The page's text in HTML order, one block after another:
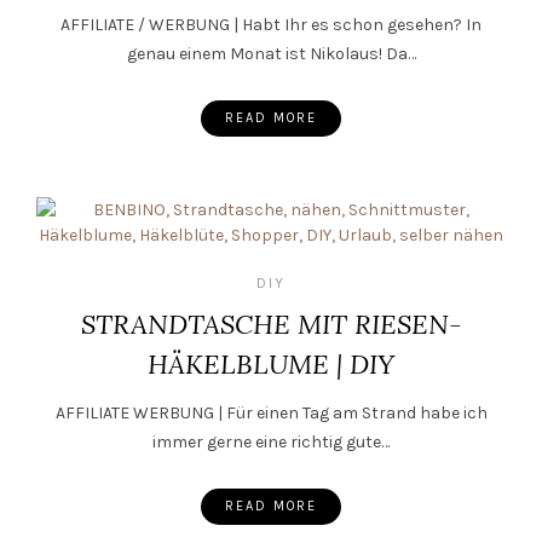
AFFILIATE / WERBUNG | Habt Ihr es schon gesehen? In
genau einem Monat ist Nikolaus! Da…
READ MORE
DIY
STRANDTASCHE MIT RIESEN-
HÄKELBLUME | DIY
AFFILIATE WERBUNG | Für einen Tag am Strand habe ich
immer gerne eine richtig gute…
READ MORE